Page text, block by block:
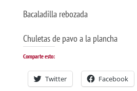
Bacaladilla rebozada
Chuletas de pavo a la plancha
Comparte esto:
Twitter Facebook